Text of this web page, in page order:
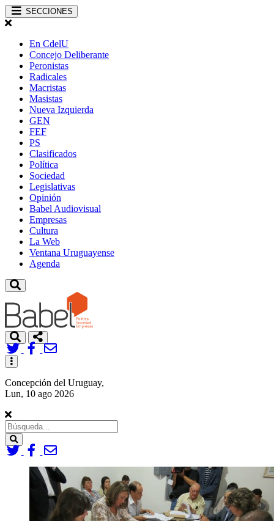
SECCIONES
En CdelU
Concejo Deliberante
Peronistas
Radicales
Macristas
Masistas
Nueva Izquierda
GEN
FEF
PS
Clasificados
Política
Sociedad
Legislativas
Opinión
Babel Audiovisual
Empresas
Cultura
La Web
Ventana Uruguayense
Agenda
Toggle
navigation
Concepción del Uruguay,
Lun, 10 ago 2026
Search